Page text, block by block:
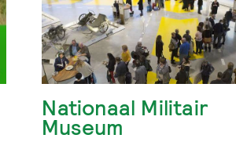
Nationaal Militair
Museum